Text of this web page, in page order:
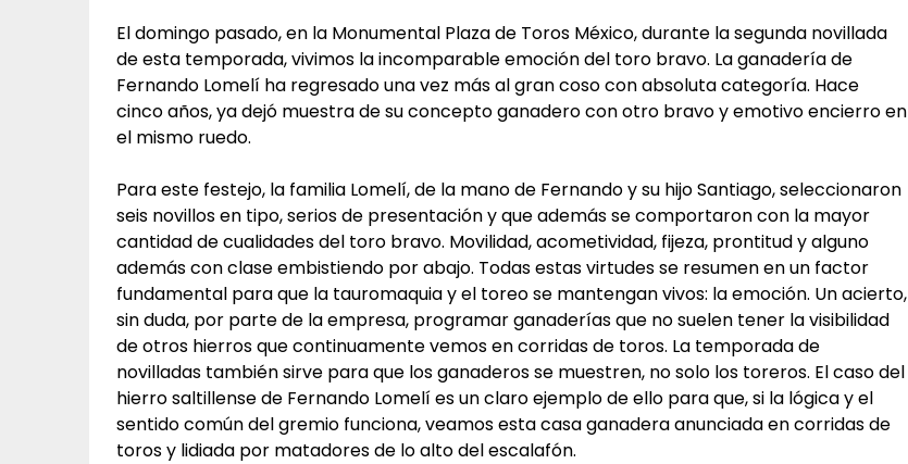
El domingo pasado, en la Monumental Plaza de Toros México, durante la segunda novillada
de esta temporada, vivimos la incomparable emoción del toro bravo. La ganadería de
Fernando Lomelí ha regresado una vez más al gran coso con absoluta categoría. Hace
cinco años, ya dejó muestra de su concepto ganadero con otro bravo y emotivo encierro en
el mismo ruedo.
Para este festejo, la familia Lomelí, de la mano de Fernando y su hijo Santiago, seleccionaron
seis novillos en tipo, serios de presentación y que además se comportaron con la mayor
cantidad de cualidades del toro bravo. Movilidad, acometividad, fijeza, prontitud y alguno
además con clase embistiendo por abajo. Todas estas virtudes se resumen en un factor
fundamental para que la tauromaquia y el toreo se mantengan vivos: la emoción. Un acierto,
sin duda, por parte de la empresa, programar ganaderías que no suelen tener la visibilidad
de otros hierros que continuamente vemos en corridas de toros. La temporada de
novilladas también sirve para que los ganaderos se muestren, no solo los toreros. El caso del
hierro saltillense de Fernando Lomelí es un claro ejemplo de ello para que, si la lógica y el
sentido común del gremio funciona, veamos esta casa ganadera anunciada en corridas de
toros y lidiada por matadores de lo alto del escalafón.